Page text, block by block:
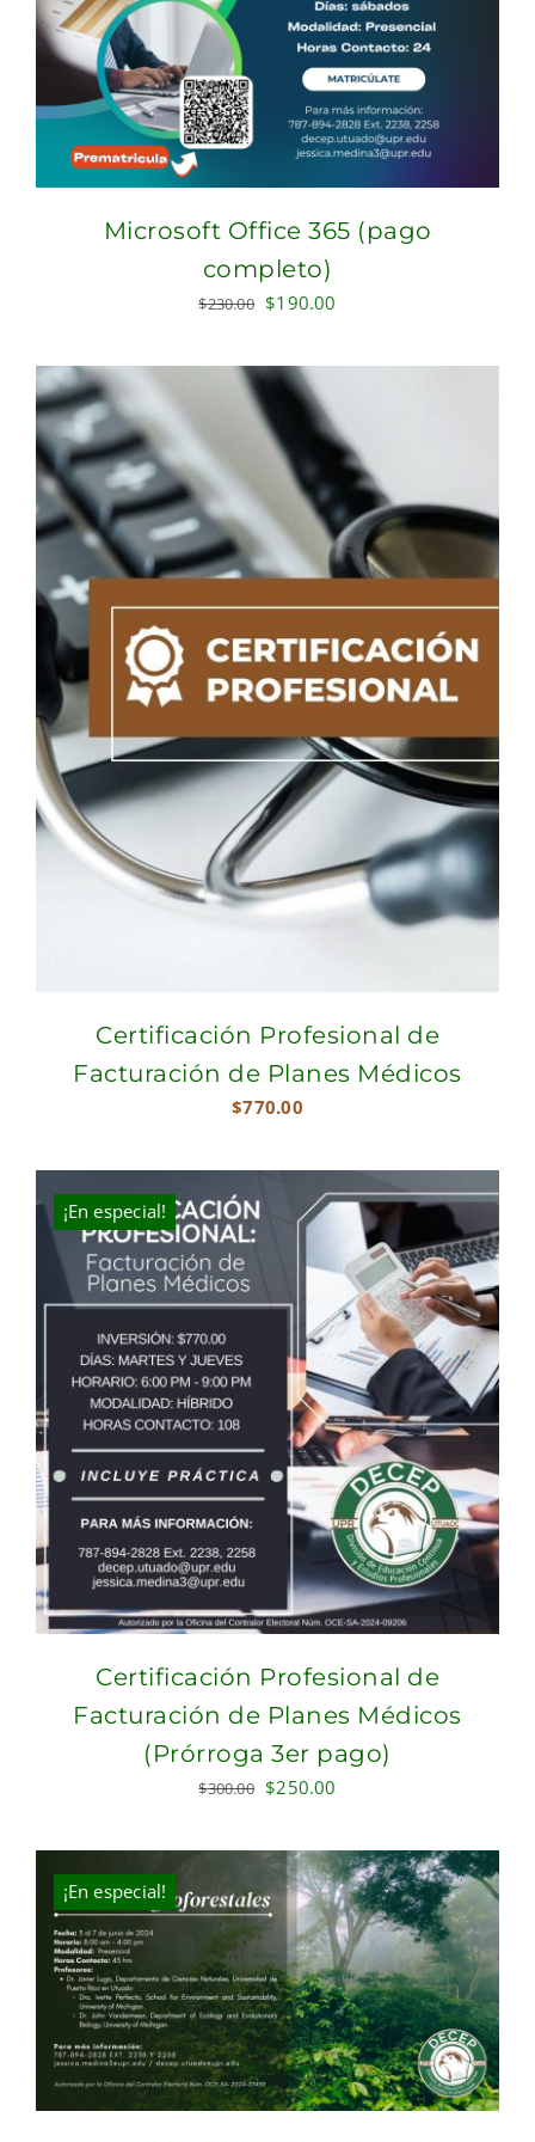
Microsoft Office 365 (pago
completo)
$230.00 Original
was:
$230.00.
$190.00
is:
Certificación Profesional de
Facturación de Planes Médicos
$770.00
¡En especial!
Certificación Profesional de
Facturación de Planes Médicos
(Prórroga 3er pago)
$300.00 Original
was:
$300.00.
$250.00
is:
$250.00.
¡En especial!